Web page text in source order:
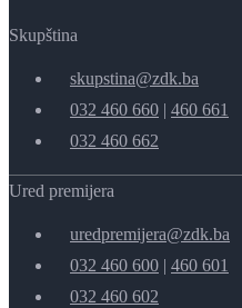
Skupština
skupstina@zdk.ba
032 460 660 | 460 661
032 460 662
Ured premijera
uredpremijera@zdk.ba
032 460 600 | 460 601
032 460 602